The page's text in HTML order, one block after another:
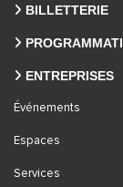
BILLETTERIE
ENTREPRISES
Événements
Espaces
Services